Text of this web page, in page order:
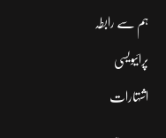
ہم سے رابطہ
پرائیویسی
اشتہارات